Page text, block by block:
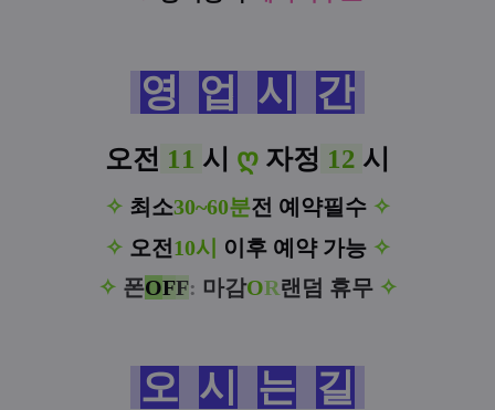
영 업 시 간
오전 11 시 ღ 자정 12 시
✧ 최소30~60분전 예약필수 ✧
✧ 오전 10시 이후 예약 가능 ✧
✧ 폰OFF: 마감OR랜덤 휴무 ✧
오 시 는 길